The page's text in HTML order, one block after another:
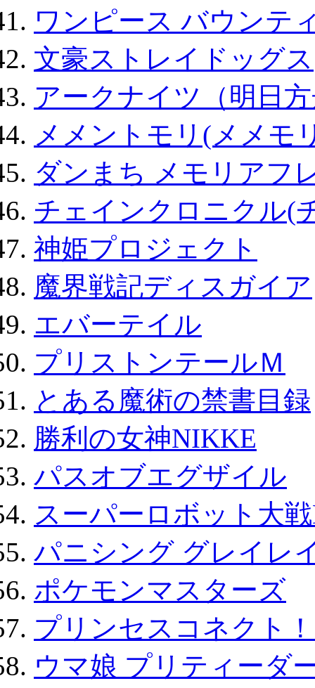
ワンピース バウンテ
文豪ストレイドッグス
アークナイツ（明日
メメントモリ(メメモ
ダンまち メモリアフ
チェインクロニクル(
神姫プロジェクト
魔界戦記ディスガイア
エバーテイル
プリストンテールＭ
とある魔術の禁書目録
勝利の女神NIKKE
パスオブエグザイル
スーパーロボット大
パニシング グレイレ
ポケモンマスターズ
プリンセスコネクト
ウマ娘 プリティーダ